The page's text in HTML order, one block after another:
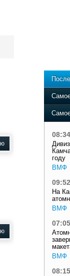
08:34
году
ВМФ
09:52
На
ВМФ
07:05
ВМФ
08:15